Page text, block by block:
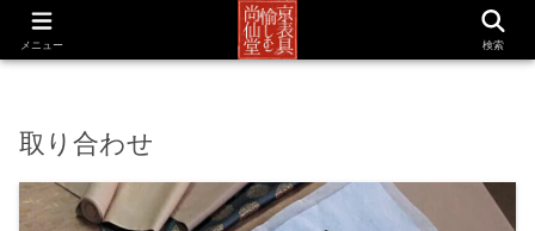
京表具 尚仙堂
取り合わせ
メニュー 検索